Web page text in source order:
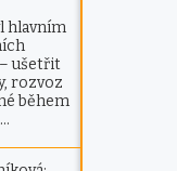
hlavním
ušetřit
rozvoz
během